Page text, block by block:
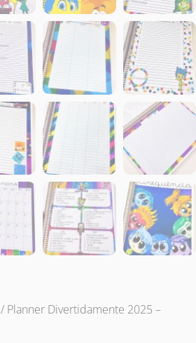
/ Planner Divertidamente 2025 –